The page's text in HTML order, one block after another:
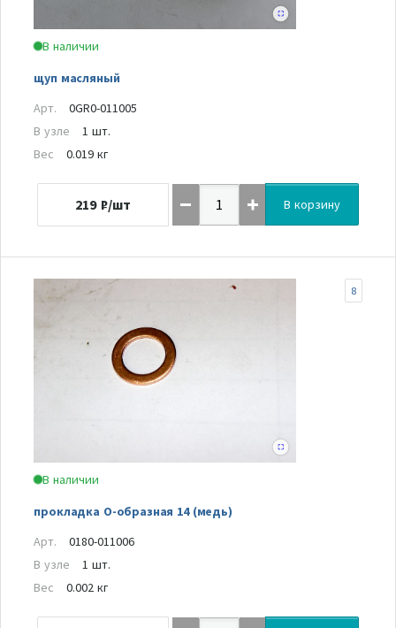
В наличии
щуп масляный
Арт.
0GR0-011005
В узле
1 шт.
Вес
0.019 кг
219 ₽/шт В корзину
В наличии
прокладка О-образная 14 (медь)
8
Арт.
0180-011006
В узле
1 шт.
Вес
0.002 кг